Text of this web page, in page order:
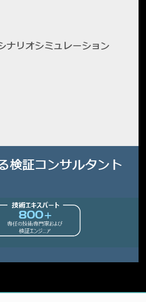
ナリオシミュレーション
検証コンサルタント